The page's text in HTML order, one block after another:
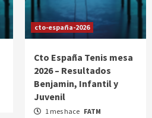
cto-españa-2026
Cto España Tenis mesa
2026 – Resultados
Benjamin, Infantil y
Juvenil
1 mes hace FATM